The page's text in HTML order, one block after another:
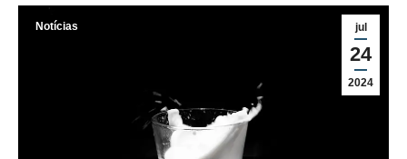
jul
24
2024
Notícias